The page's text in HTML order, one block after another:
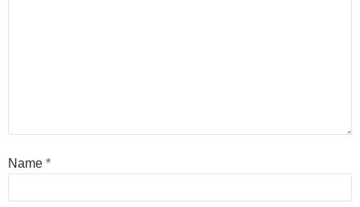
Name *